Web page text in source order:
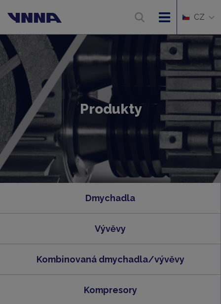
CZ
Produkty
Dmychadla
Vývěvy
Kombinovaná dmychadla/vývěvy
Kompresory